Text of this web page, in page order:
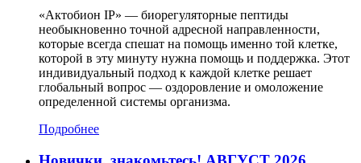
«Актобион IP» — биорегуляторные пептиды
необыкновенно точной адресной направленности,
которые всегда спешат на помощь именно той клетке,
которой в эту минуту нужна помощь и поддержка. Этот
индивидуальный подход к каждой клетке решает
глобальный вопрос — оздоровление и омоложение
определенной системы организма.
Подробнее